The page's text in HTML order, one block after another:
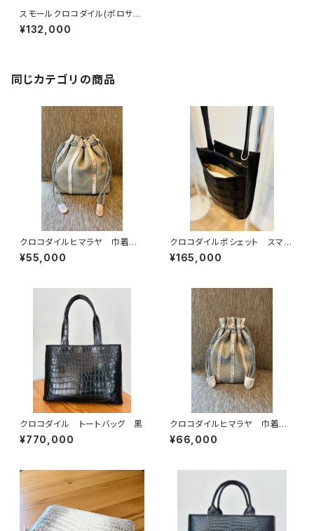
スモールクロコダイル(ポロサ
ス) 二つ折コンパクトウォレッ
ト ヒマラヤ
¥132,000
同じカテゴリの商品
クロコダイルヒマラヤ 巾着バッ
グ イタリアンシュリンクレザー
¥55,000
クロコダイルポシェット スマホ
ポシェット 軽量バッグ
¥165,000
クロコダイル トートバッグ 黒
¥770,000
クロコダイルヒマラヤ 巾着バッ
グ イタリアンシュリンクレザー
¥66,000